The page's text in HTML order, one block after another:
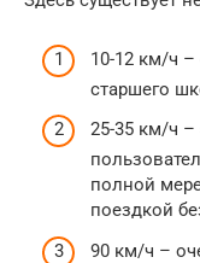
10-12 км/ч
старшего
25-35 км/ч
полной
поездкой
90 км/ч –